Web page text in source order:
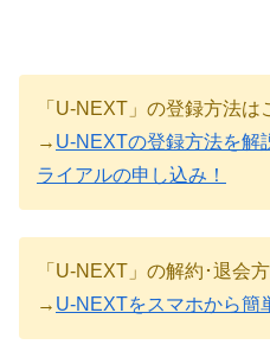
「U-NEXT」の登録方法は
→ U-NEXTの登録方法を解
ライアルの申し込み！
「U-NEXT」の解約･退会
→ U-NEXTをスマホから簡